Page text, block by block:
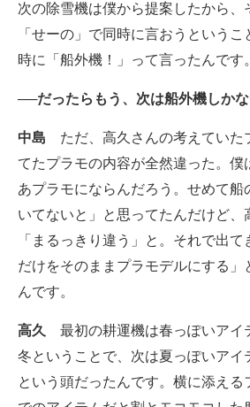
次の除雪機は僕から提案したから、
「せーの」で同時に言おうという
時に「船外機！」って言ったんです。
──だったらもう、次は船外機しかな
中島 ただ、高久さんの考えていた
てたプラモの内容が全然違った。僕
あプラモにならんだろう。せめて船
いてないと」と思ってたんだけど、
「まるっきり違う」と。それで出
だけをそのままプラモデルにする」
んです。
高久
最初の耕運機は春っぽいアイ
冬ということで、次は夏っぽいアイ
という頭だったんです。横に添える